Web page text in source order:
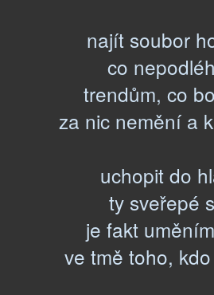
najít soubor
co
trendům, co
za nic nemění a
uchopit do
ty sveřepé
je fakt
ve tmě toho,